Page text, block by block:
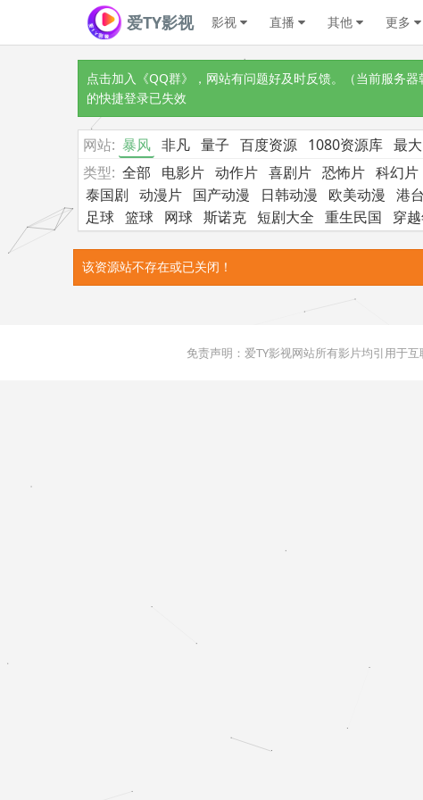
爱TY影视 影视 直播 其他 更多
点击加入《QQ群》
，网站有问题好及时反馈。（当前服务
的快捷登录已失效
网站: 暴风 非凡 量子 百度资源 1080资源库 最大
类型: 全部 电影片 动作片 喜剧片 恐怖片 科幻片
泰国剧 动漫片 国产动漫 日韩动漫 欧美动漫 港
足球 篮球 网球 斯诺克 短剧大全 重生民国 穿
该资源站不存在或已关闭！
免责声明：爱TY影视网站所有影片均引用于